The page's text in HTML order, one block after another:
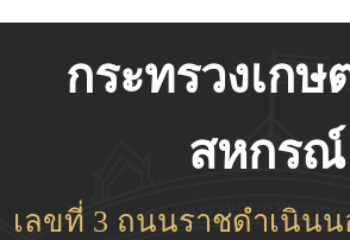
กระทรวงเกษ
สหกรณ์
เลขที่ 3 ถนนราชดำเนิน